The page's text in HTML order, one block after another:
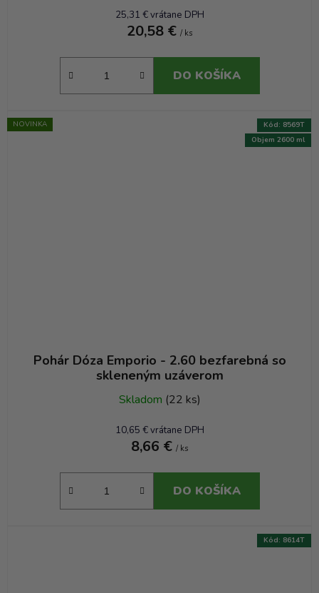
25,31 € vrátane DPH
20,58 € / ks
DO KOŠÍKA
NOVINKA
Pohár Dóza Emporio - 2.60 bezfarebná so
skleneným uzáverom
Skladom (22 ks)
10,65 € vrátane DPH
8,66 € / ks
DO KOŠÍKA
Objem 2600 ml
Kód: 8569T
Kód: 8614T